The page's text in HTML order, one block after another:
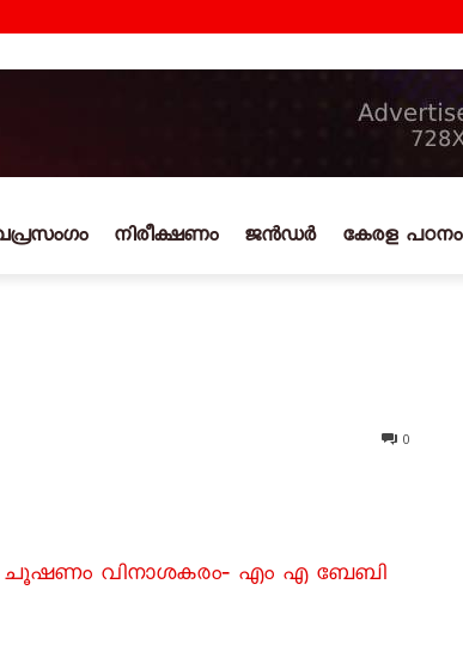
നിരീക്ഷണം ജൻഡർ കേരള പഠനം
0
ചൂഷണം വിനാശകരം‐ എം എ ബേബി